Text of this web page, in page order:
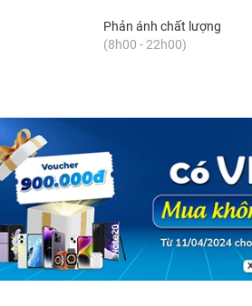
Phản ánh chất lượng
(8h00 - 22h00)